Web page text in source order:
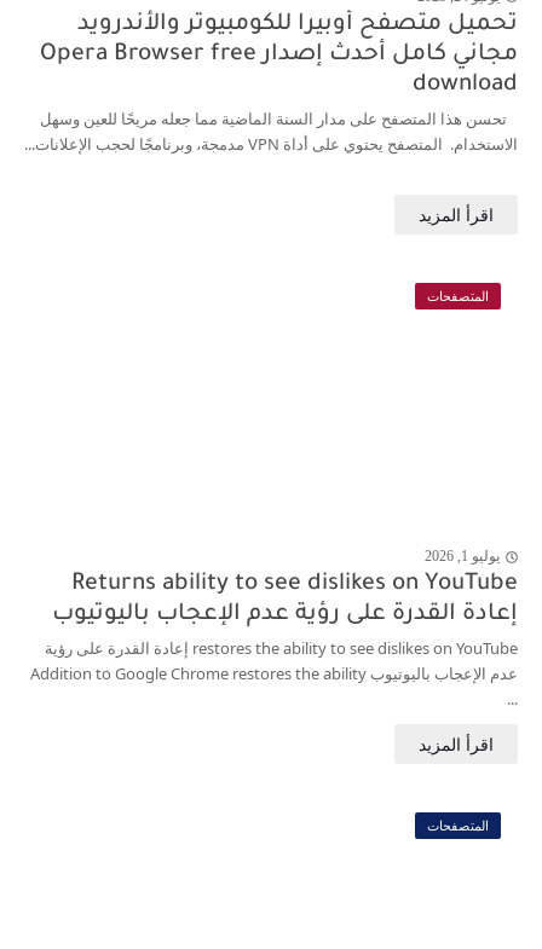
تحميل متصفح أوبيرا للكومبيوتر والأندرويد
مجاني كامل أحدث إصدار Opera Browser free
download
تحسن هذا المتصفح على مدار السنة الماضية مما جعله مريحًا للعين وسهل
الاستخدام. المتصفح يحتوي على أداة VPN مدمجة، وبرنامجًا لحجب الإعلانات...
j
المتصفحات
يوليو 1, 2026
Returns ability to see dislikes on YouTube
إعادة القدرة على رؤية عدم الإعجاب باليوتيوب
restores the ability to see dislikes on YouTube إعادة القدرة على رؤية
عدم الإعجاب باليوتيوب Addition to Google Chrome restores the ability
...
المتصفحات